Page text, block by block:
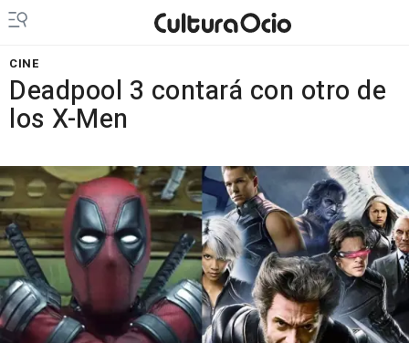
CINE
Deadpool 3 contará con otro de
los X-Men